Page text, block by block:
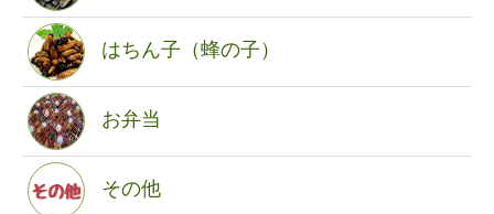
はちん子（蜂の子）
お弁当
その他